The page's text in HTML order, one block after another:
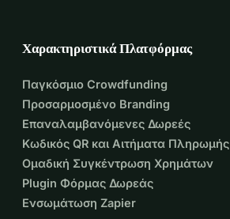
Χαρακτηριστικά Πλατφόρμας
Παγκόσμιο Crowdfunding
Προσαρμοσμένο Branding
Επαναλαμβανόμενες Δωρεές
Κωδικός QR και Αιτήματα Πληρωμής
Ομαδική Συγκέντρωση Χρημάτων
Plugin Φόρμας Δωρεάς
Ενσωμάτωση Zapier